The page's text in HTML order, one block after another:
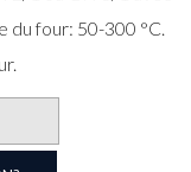
du four: 50-300 °C.